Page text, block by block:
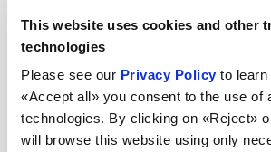
This website uses cookies and other
technologies
Please see our Privacy Policy to
«Accept all» you consent to the use of
technologies. By clicking on «Reject»
will browse this website using only